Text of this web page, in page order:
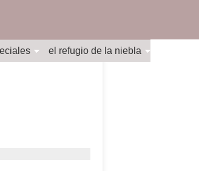
el refugio de la niebla